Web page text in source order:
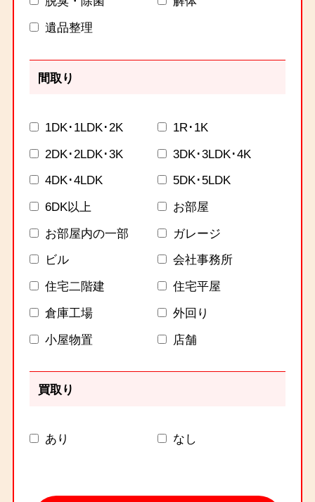
遺品整理
間取り
1DK･1LDK･2K
1R･1K
2DK･2LDK･3K
3DK･3LDK･4K
4DK･4LDK
5DK･5LDK
6DK以上
お部屋
お部屋内の一部
ガレージ
ビル
会社事務所
住宅二階建
住宅平屋
倉庫工場
外回り
小屋物置
店舗
買取り
あり なし